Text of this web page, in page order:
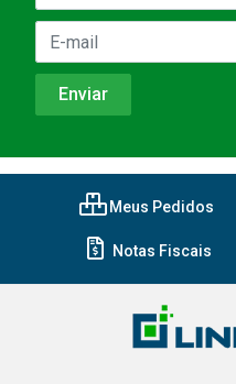
Meus Pedidos
Notas Fiscais